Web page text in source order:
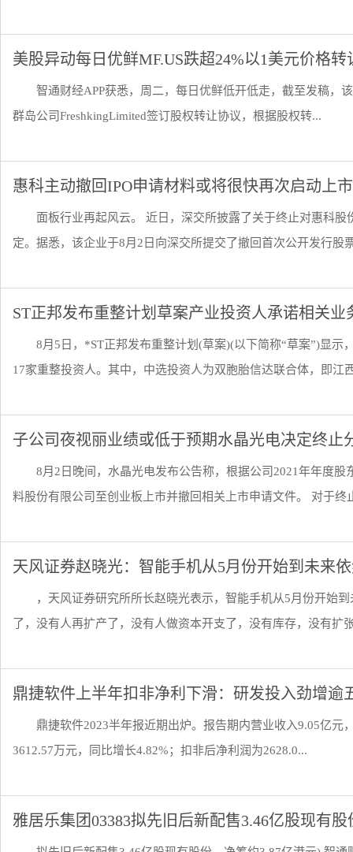
美股异动每日优鲜MF.US跌超24%以1美元价格
智通财经APP获悉，周二，每日优鲜低开低走，截至发稿，
群岛公司FreshkingLimited签订股权转让协议，根据股权转...
惠科主动撤回IPO申请材料或将很快再次启动上
面板行业再起风云。 近日，深交所披露了关于终止对惠科
定。据悉，该企业于8月2日向深交所提交了撤回首次公开发行股
ST正邦发布重整计划草案产业投资人承诺相关业
8月5日，*ST正邦发布重整计划(草案)(以下简称“草案”)显
17家重整投资人。其中，中选投资人为双胞胎信达联合体，即江
子公司夜视丽业绩或低于预期水晶光电决定终止
8月2日晚间，水晶光电发布公告称，根据公司2021年年度
料股份有限公司至创业板上市并撤回相关上市申请文件。 对于终
天风证券赵晓光：智能手机从5月份开始到未来
，天风证券研究所所长赵晓光表示，智能手机从5月份开始
了，没有人再扩产了，没有人做资本开支了，没有库存，没有扩
鼎捷软件上半年扣非净利下滑：研发投入劲增逾
鼎捷软件2023半年报近期出炉。报告期内营业收入9.05亿元
3612.57万元，同比增长4.82%；扣非后净利润为2628.0...
雅居乐集团03383拟先旧后新配售3.46亿股现有股